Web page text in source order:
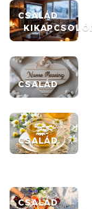
CSALÁD
CSALÁD
CSALÁD
CSALÁD